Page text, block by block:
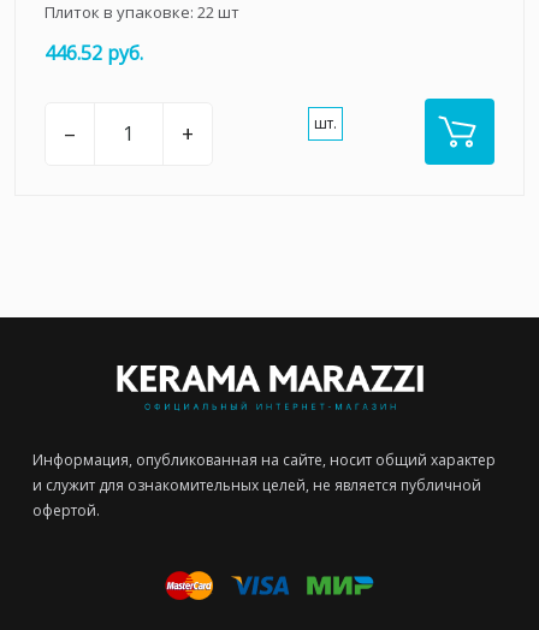
Плиток в упаковке: 22шт
446.52 руб.
– + шт.
Информация, опубликованная на сайте, носит общий характер
и служит для ознакомительных целей, не является публичной
офертой.